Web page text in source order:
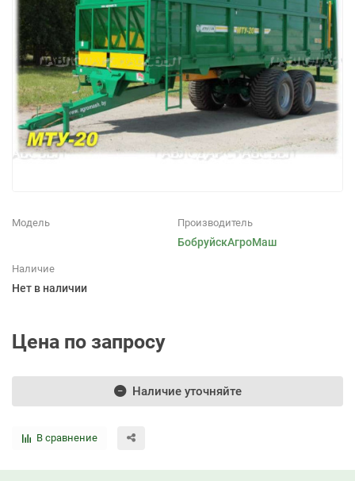
Модель Производитель
БобруйскАгроМаш
Наличие
Нет в наличии
Цена по запросу
Наличие уточняйте
В сравнение